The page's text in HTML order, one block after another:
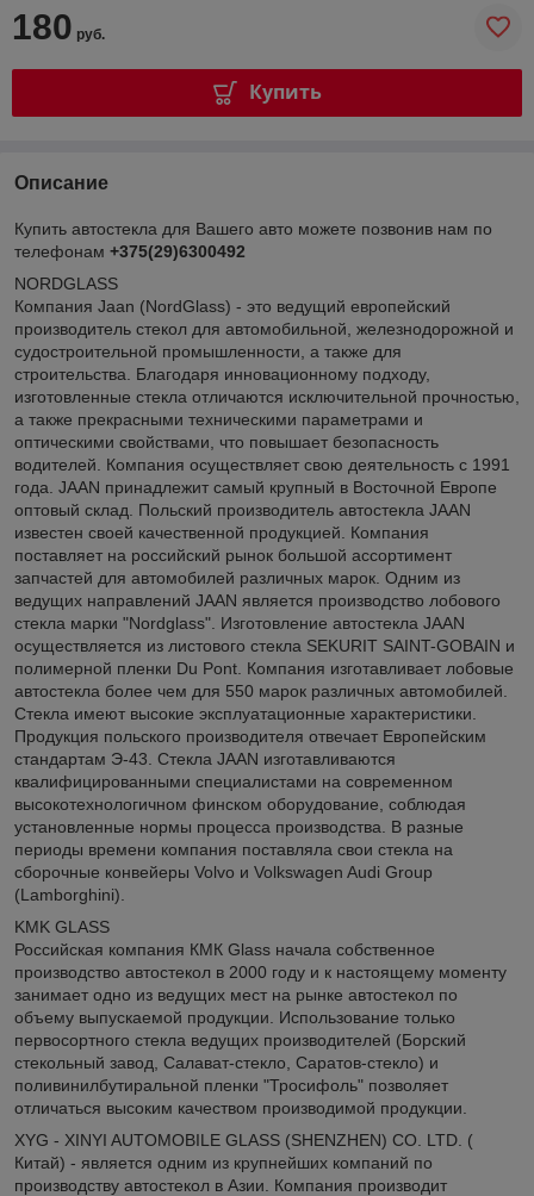
180 руб.
Купить
Описание
Купить автостекла для Вашего авто можете позвонив нам по
телефонам +375(29)6300492
NORDGLASS
Компания Jaan (NordGlass) - это ведущий европейский
производитель стекол для автомобильной, железнодорожной и
судостроительной промышленности, а также для
строительства. Благодаря инновационному подходу,
изготовленные стекла отличаются исключительной прочностью,
а также прекрасными техническими параметрами и
оптическими свойствами, что повышает безопасность
водителей. Компания осуществляет свою деятельность с 1991
года. JAAN принадлежит самый крупный в Восточной Европе
оптовый склад. Польский производитель автостекла JAAN
известен своей качественной продукцией. Компания
поставляет на российский рынок большой ассортимент
запчастей для автомобилей различных марок. Одним из
ведущих направлений JAAN является производство лобового
стекла марки "Nordglass". Изготовление автостекла JAAN
осуществляется из листового стекла SEKURIT SAINT-GOBAIN и
полимерной пленки Du Pont. Компания изготавливает лобовые
автостекла более чем для 550 марок различных автомобилей.
Стекла имеют высокие эксплуатационные характеристики.
Продукция польского производителя отвечает Европейским
стандартам Э-43. Стекла JAAN изготавливаются
квалифицированными специалистами на современном
высокотехнологичном финском оборудование, соблюдая
установленные нормы процесса производства. В разные
периоды времени компания поставляла свои стекла на
сборочные конвейеры Volvo и Volkswagen Audi Group
(Lamborghini).
KMK GLASS
Российская компания КМК Glass начала собственное
производство автостекол в 2000 году и к настоящему моменту
занимает одно из ведущих мест на рынке автостекол по
объему выпускаемой продукции. Использование только
первосортного стекла ведущих производителей (Борский
стекольный завод, Салават-стекло, Саратов-стекло) и
поливинилбутиральной пленки "Тросифоль" позволяет
отличаться высоким качеством производимой продукции.
XYG - XINYI AUTOMOBILE GLASS (SHENZHEN) CO. LTD. (
Китай) - является одним из крупнейших компаний по
производству автостекол в Азии. Компания производит